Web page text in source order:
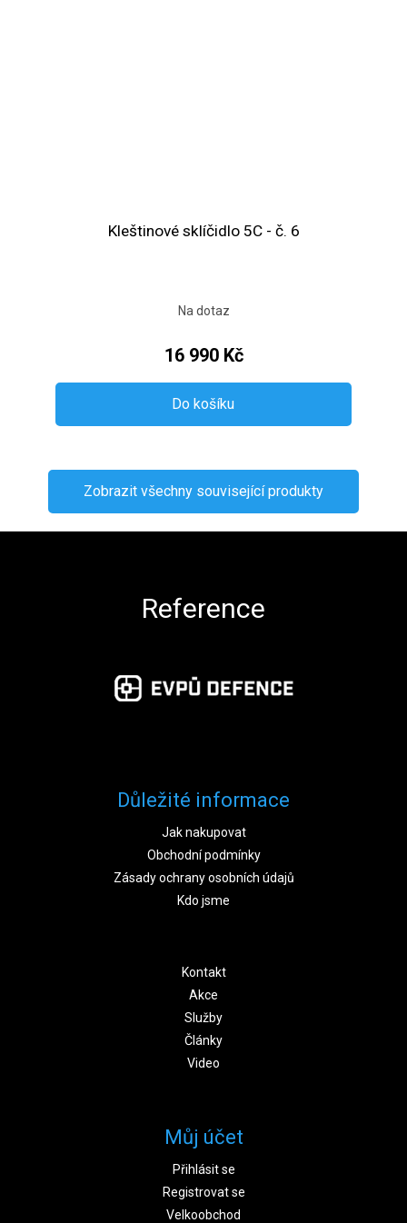
Kleštinové sklíčidlo 5C - č. 6
Na dotaz
16 990 Kč
Do košíku
Zobrazit všechny související produkty
Reference
Důležité informace
Jak nakupovat
Obchodní podmínky
Zásady ochrany osobních údajů
Kdo jsme
Kontakt
Akce
Služby
Články
Video
Můj účet
Přihlásit se
Registrovat se
Velkoobchod